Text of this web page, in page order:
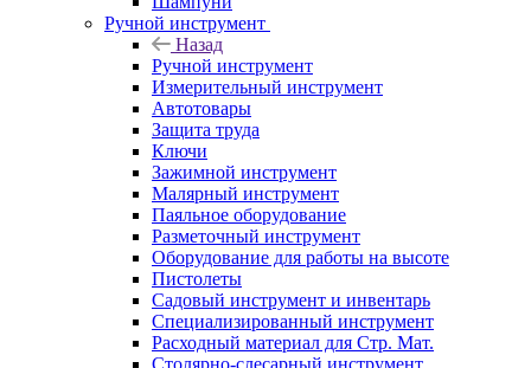
Ручной инструмент
Назад
Ручной инструмент
Измерительный инструмент
Автотовары
Защита труда
Ключи
Зажимной инструмент
Малярный инструмент
Паяльное оборудование
Разметочный инструмент
Оборудование для работы на высоте
Пистолеты
Садовый инструмент и инвентарь
Специализированный инструмент
Расходный материал для Стр. Мат.
Столярно-слесарный инструмент